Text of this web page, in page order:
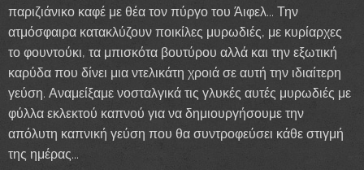
παριζιάνικο καφέ με θέα τον πύργο του Άιφελ... Την
ατμόσφαιρα κατακλύζουν ποικίλες μυρωδιές, με κυρίαρχες
το φουντούκι, τα μπισκότα βουτύρου αλλά και την εξωτική
καρύδα που δίνει μια ντελικάτη χροιά σε αυτή την ιδιαίτερη
γεύση. Αναμείξαμε νοσταλγικά τις γλυκές αυτές μυρωδιές με
φύλλα εκλεκτού καπνού για να δημιουργήσουμε την
απόλυτη καπνική γεύση που θα συντροφεύσει κάθε στιγμή
της ημέρας...